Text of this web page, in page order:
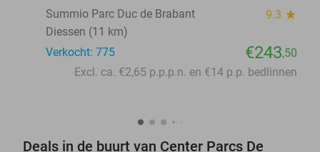
Summio Parc Duc de Brabant
9.3 star
Diessen (11 km)
Verkocht: 775
€243,50
Excl. ca. €2,65 p.p.p.n. en €14 p.p. bedlinnen
Deals in de buurt van Center Parcs De